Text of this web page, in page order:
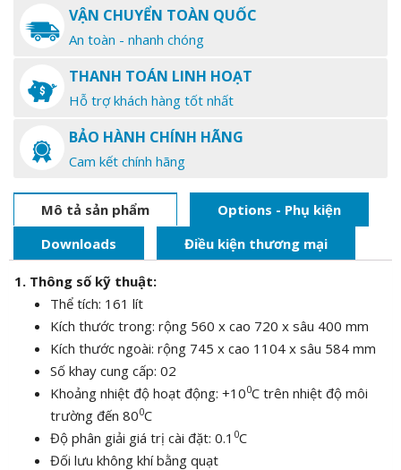
VẬN CHUYỂN TOÀN QUỐC
An toàn - nhanh chóng
THANH TOÁN LINH HOẠT
Hỗ trợ khách hàng tốt nhất
BẢO HÀNH CHÍNH HÃNG
Cam kết chính hãng
Mô tả sản phẩm
Options - Phụ kiện
Downloads
Điều kiện thương mại
1. Thông số kỹ thuật:
Thể tích: 161 lít
Kích thước trong: rộng 560 x cao 720 x sâu 400 mm
Kích thước ngoài: rộng 745 x cao 1104 x sâu 584 mm
Số khay cung cấp: 02
Khoảng nhiệt độ hoạt động: +100C trên nhiệt độ môi
trường đến 800C
Độ phân giải giá trị cài đặt: 0.1 0C
Đối lưu không khí bằng quạt